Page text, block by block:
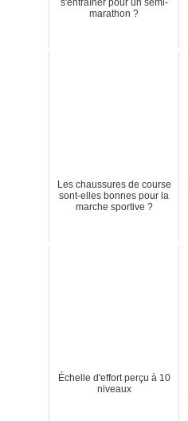
marathon ?
Les chaussures de course
sont-elles bonnes pour la
marche sportive ?
Échelle d'effort perçu à 10
niveaux